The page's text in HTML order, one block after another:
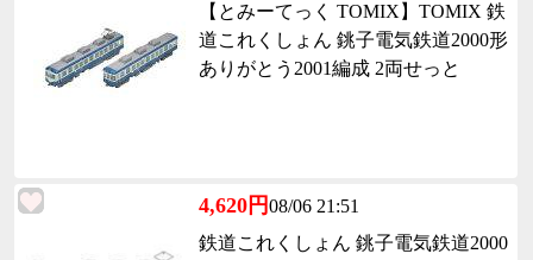
【とみーてっく TOMIX】TOMIX 鉄
道これくしょん 銚子電気鉄道2000形
ありがとう2001編成 2両せっと
4,620円08/06 21:51
鉄道これくしょん 銚子電気鉄道2000